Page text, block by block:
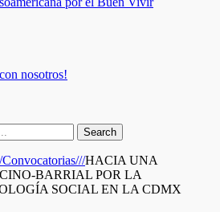
nosotros!
///HACIA UNA
BARRIAL POR LA
SOCIAL EN LA CDMX